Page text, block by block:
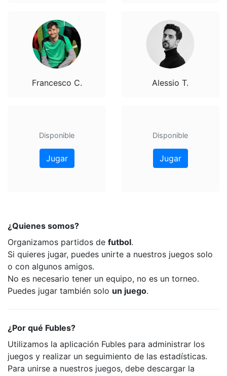
Francesco C.
Disponible
Jugar
Alessio T.
Disponible
Jugar
¿Quienes somos?
Organizamos partidos de futbol.
Si quieres jugar, puedes unirte a nuestros juegos solo
o con algunos amigos.
No es necesario tener un equipo, no es un torneo.
Puedes jugar también solo un juego.
¿Por qué Fubles?
Utilizamos la aplicación Fubles para administrar los
juegos y realizar un seguimiento de las estadísticas.
Para unirse a nuestros juegos, debe descargar la